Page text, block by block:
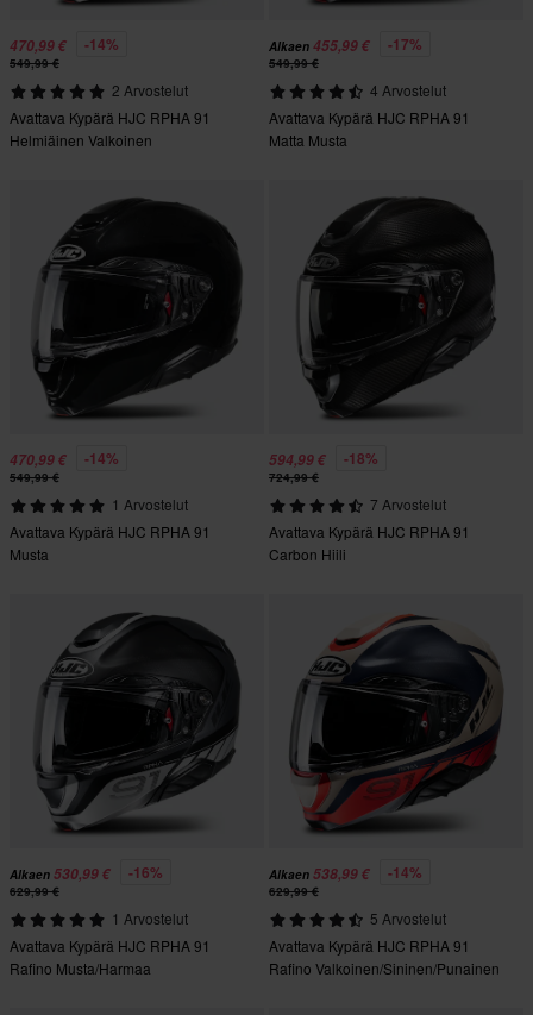
470,99 € -14%
549,99 €
2 Arvostelut
Avattava Kypärä HJC RPHA 91
Helmiäinen Valkoinen
Alkaen 455,99 € -17%
549,99 €
4 Arvostelut
Avattava Kypärä HJC RPHA 91
Matta Musta
470,99 € -14%
549,99 €
1 Arvostelut
Avattava Kypärä HJC RPHA 91
Musta
594,99 € -18%
724,99 €
7 Arvostelut
Avattava Kypärä HJC RPHA 91
Carbon Hiili
Alkaen 530,99 € -16%
629,99 €
1 Arvostelut
Avattava Kypärä HJC RPHA 91
Rafino Musta/Harmaa
Alkaen 538,99 € -14%
629,99 €
5 Arvostelut
Avattava Kypärä HJC RPHA 91
Rafino Valkoinen/Sininen/Punainen